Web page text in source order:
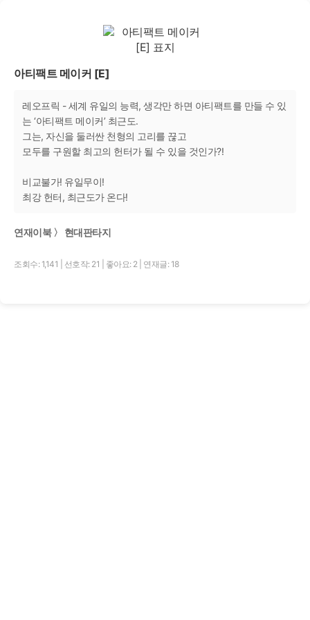
아티팩트 메이커 [E]
레오프릭 - 세계 유일의 능력, 생각만 하면 아티팩트를 만들 수 있
는 ‘아티팩트 메이커’ 최근도.
그는, 자신을 둘러싼 천형의 고리를 끊고
모두를 구원할 최고의 헌터가 될 수 있을 것인가?!
비교불가! 유일무이!
최강 헌터, 최근도가 온다!
연재이북 〉 현대판타지
조회수: 1,141 선호작: 21 좋아요: 2 연재글: 18